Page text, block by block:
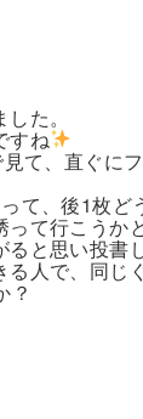
た。
すね
て、直ぐに
て、後1枚ど
って行こう
と思い投書
人で、同じ
？